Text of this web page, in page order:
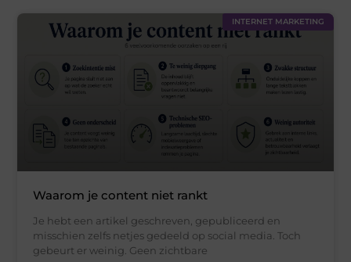
INTERNET MARKETING
Waarom je content niet rankt
Je hebt een artikel geschreven, gepubliceerd en
misschien zelfs netjes gedeeld op social media. Toch
gebeurt er weinig. Geen zichtbare